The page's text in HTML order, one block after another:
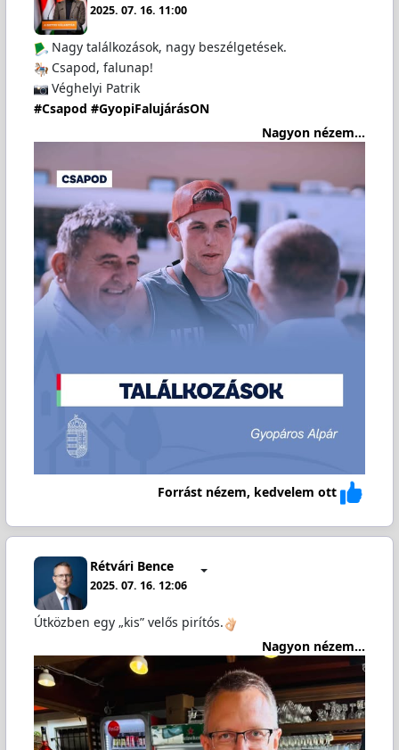
2025. 07. 16. 11:00
Nagy találkozások, nagy beszélgetések.
Csapod, falunap!
Véghelyi Patrik
#Csapod #GyopiFalujárásON
Nagyon nézem...
Forrást nézem, kedvelem ott
Rétvári Bence
2025. 07. 16. 12:06
Útközben egy „kis” velős pirítós.
Nagyon nézem...